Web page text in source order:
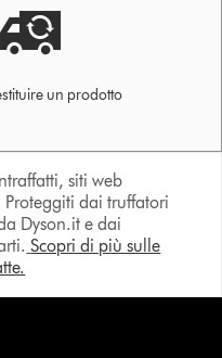
un prodotto
siti web
dai truffatori
Dyson.it e dai
Scopri di più sulle